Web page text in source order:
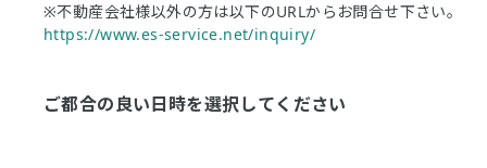
※不動産会社様以外の方は以下のURLからお問合せ下さい。
https://www.es-service.net/inquiry/
ご都合の良い日時を選択してください